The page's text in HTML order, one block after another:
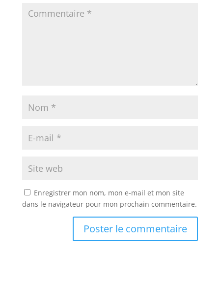
Enregistrer mon nom, mon e-mail et mon site
dans le navigateur pour mon prochain commentaire.